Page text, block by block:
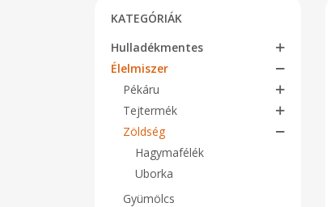
KATEGÓRIÁK
Hulladékmentes
Élelmiszer
Pékáru
Tejtermék
Zöldség
Hagymafélék
Uborka
Gyümölcs